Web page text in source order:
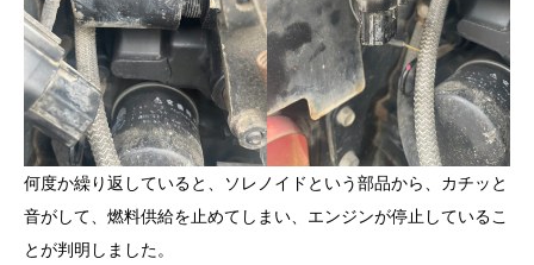
何度か繰り返していると、ソレノイドという部品から、カチッと
音がして、燃料供給を止めてしまい、エンジンが停止しているこ
とが判明しました。